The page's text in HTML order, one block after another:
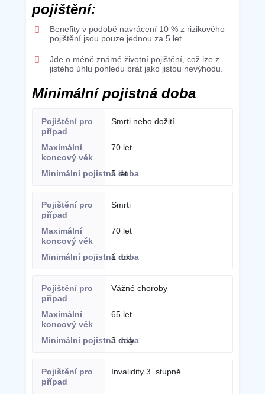
pojištění:
Benefity v podobě navrácení 10 % z rizikového
pojištění jsou pouze jednou za 5 let.
Jde o méně známé životní pojištění, což lze z
jistého úhlu pohledu brát jako jistou nevýhodu.
Minimální pojistná doba
Smrti nebo dožití
70 let
5 let
Smrti
70 let
1 rok
Vážné choroby
65 let
3 roky
Invalidity 3. stupně